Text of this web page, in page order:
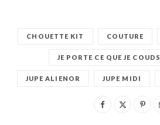
CHOUETTE KIT COUTURE
JE PORTE CE QUE JE COUDS
JUPE ALIENOR JUPE MIDI